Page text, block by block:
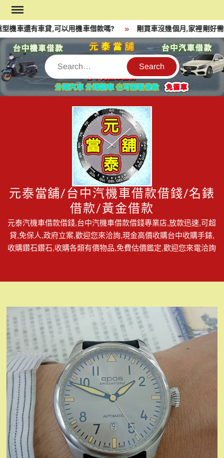
Skip
to
content
機車還有車貸,可以用機車借款嗎? 剛買車沒幾個月,家裡剛好需
Search
元泰當舖/台中汽機車借款借錢/名錶
借款/黃金借款
元泰汽機車借款借錢,台中汽機車借款借錢專業店,放款迅速,可超
貸,免保人,政府立案,歡迎您來洽詢,現金高價收購台中收購手錶,
收購鑽石鑽石,收購各類有價物品,免費估價鑑定,歡迎您來電洽詢